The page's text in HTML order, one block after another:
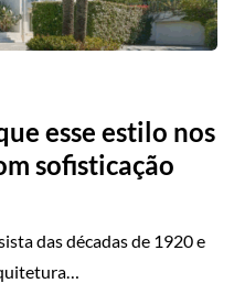
esse estilo nos
sofisticação
das décadas de 1920 e